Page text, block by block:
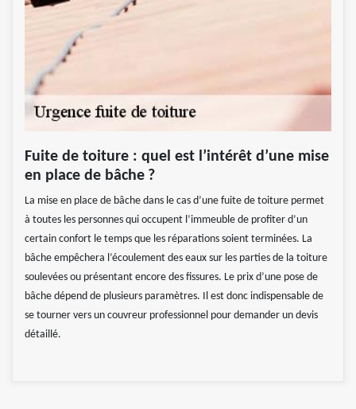
Fuite de toiture : quel est l’intérêt d’une mise
en place de bâche ?
La mise en place de bâche dans le cas d’une fuite de toiture permet
à toutes les personnes qui occupent l’immeuble de profiter d’un
certain confort le temps que les réparations soient terminées. La
bâche empêchera l’écoulement des eaux sur les parties de la toiture
soulevées ou présentant encore des fissures. Le prix d’une pose de
bâche dépend de plusieurs paramètres. Il est donc indispensable de
se tourner vers un couvreur professionnel pour demander un devis
détaillé.